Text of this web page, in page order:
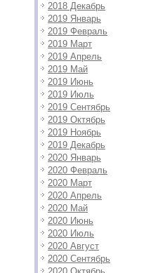
2018 Декабрь
2019 Январь
2019 Февраль
2019 Март
2019 Апрель
2019 Май
2019 Июнь
2019 Июль
2019 Сентябрь
2019 Октябрь
2019 Ноябрь
2019 Декабрь
2020 Январь
2020 Февраль
2020 Март
2020 Апрель
2020 Май
2020 Июнь
2020 Июль
2020 Август
2020 Сентябрь